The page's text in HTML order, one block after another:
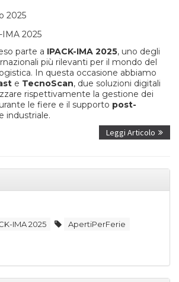
2025
IMA 2025
parte a IPACK-IMA 2025, uno degli
più rilevanti per il mondo del
In questa occasione abbiamo
e TecnoScan, due soluzioni digitali
rispettivamente la gestione dei
le fiere e il supporto post-
industriale.
Leggi Articolo
IMA 2025
ApertiPerFerie